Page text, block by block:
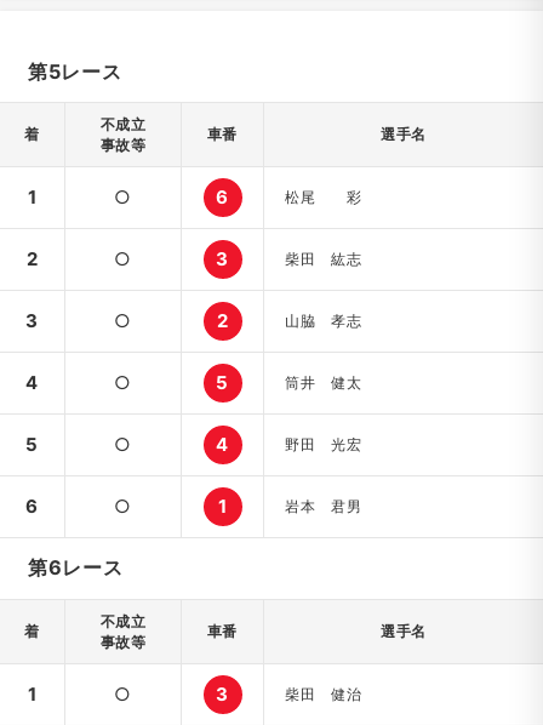
第5レース
着
不成立
事故等
車番 選手名
1 ○ 6 松尾 彩
2 ○ 3 柴田 紘志
3 ○ 2 山脇 孝志
4 ○ 5 筒井 健太
5 ○ 4 野田 光宏
6 ○ 1 岩本 君男
第6レース
着
不成立
事故等
車番 選手名
1 ○ 3 柴田 健治